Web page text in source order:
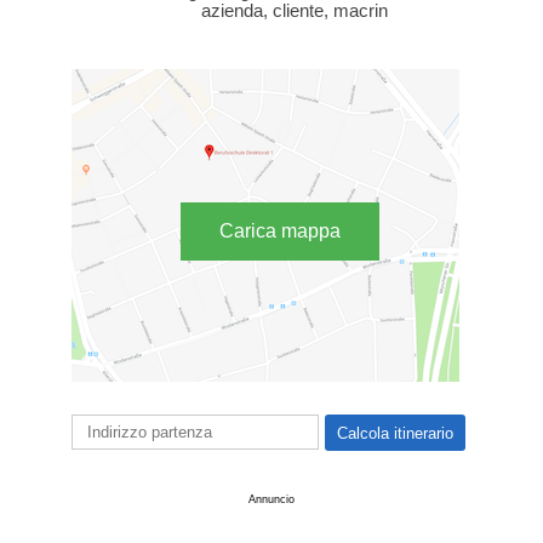
azienda, cliente, macrin
Carica mappa
Annuncio